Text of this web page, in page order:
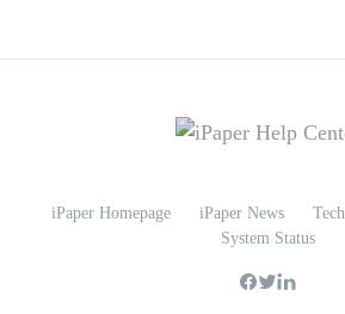
iPaper Homepage iPaper News
System Status